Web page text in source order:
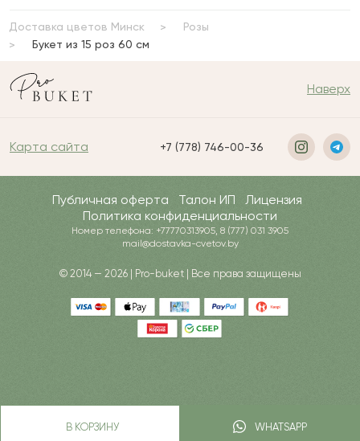
В КОРЗИНУ WHATSAPP
Доставка цветов Минск
Розы
Букет из 15 роз 60 см
Наверх
Карта сайта +7 (778) 746-00-36
Публичная оферта Талон ИП
Лицензия
Политика конфиденциальности
Номер телефона: +77770313905, 8 (777) 031 3905
mail@dostavka-cvetov.by
© 2014 — 2026 | Pro-buket | Все права защищены